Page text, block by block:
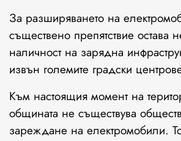
За разширяването на
съществено препятствие остава
наличност на зарядна
извън големите градски
Към настоящия момент на
общината не съществува
зареждане на електромобили.